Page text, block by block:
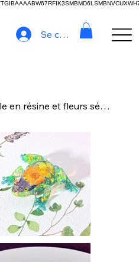
Se connecter
Lily d’Étang – Grenouille en résine et fleurs séchées